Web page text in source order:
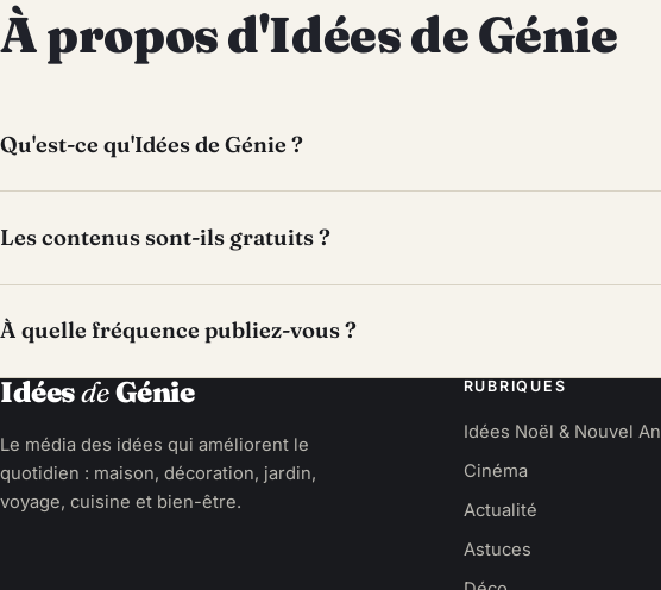
À propos d'Idées de Génie
Qu'est-ce qu'Idées de Génie ?
Les contenus sont-ils gratuits ?
À quelle fréquence publiez-vous ?
IdéesdeGénie
Le média des idées qui améliorent le
quotidien : maison, décoration, jardin,
voyage, cuisine et bien-être.
RUBRIQUES
Idées Noël & Nouvel An
Cinéma
Actualité
Astuces